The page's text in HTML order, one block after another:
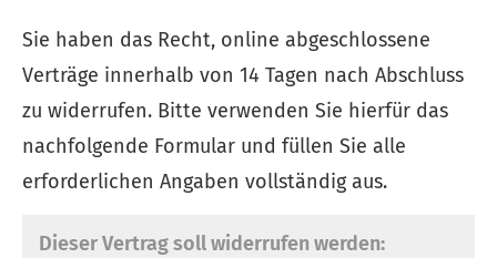
Sie haben das Recht, online abgeschlossene
Verträge innerhalb von 14 Tagen nach Abschluss
zu widerrufen. Bitte verwenden Sie hierfür das
nachfolgende Formular und füllen Sie alle
erforderlichen Angaben vollständig aus.
Dieser Vertrag soll widerrufen werden: